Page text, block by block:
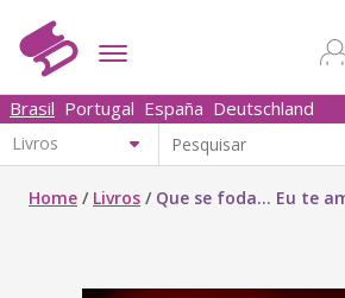
Brasil Portugal España Deutschland
Home / Livros / Que se foda… Eu te